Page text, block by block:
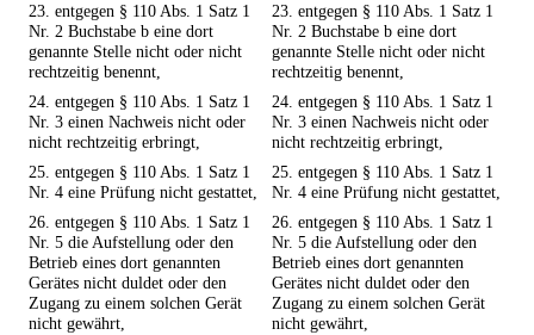
23. entgegen § 110 Abs. 1 Satz 1
Nr. 2 Buchstabe b eine dort
genannte Stelle nicht oder nicht
rechtzeitig benennt,
23. entgegen § 110 Abs. 1 Satz 1
Nr. 2 Buchstabe b eine dort
genannte Stelle nicht oder nicht
rechtzeitig benennt,
24. entgegen § 110 Abs. 1 Satz 1
Nr. 3 einen Nachweis nicht oder
nicht rechtzeitig erbringt,
24. entgegen § 110 Abs. 1 Satz 1
Nr. 3 einen Nachweis nicht oder
nicht rechtzeitig erbringt,
25. entgegen § 110 Abs. 1 Satz 1
Nr. 4 eine Prüfung nicht gestattet,
25. entgegen § 110 Abs. 1 Satz 1
Nr. 4 eine Prüfung nicht gestattet,
26. entgegen § 110 Abs. 1 Satz 1
Nr. 5 die Aufstellung oder den
Betrieb eines dort genannten
Gerätes nicht duldet oder den
Zugang zu einem solchen Gerät
nicht gewährt,
26. entgegen § 110 Abs. 1 Satz 1
Nr. 5 die Aufstellung oder den
Betrieb eines dort genannten
Gerätes nicht duldet oder den
Zugang zu einem solchen Gerät
nicht gewährt,